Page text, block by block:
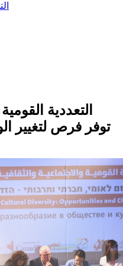
التعددية
توفر فرص لتغيير